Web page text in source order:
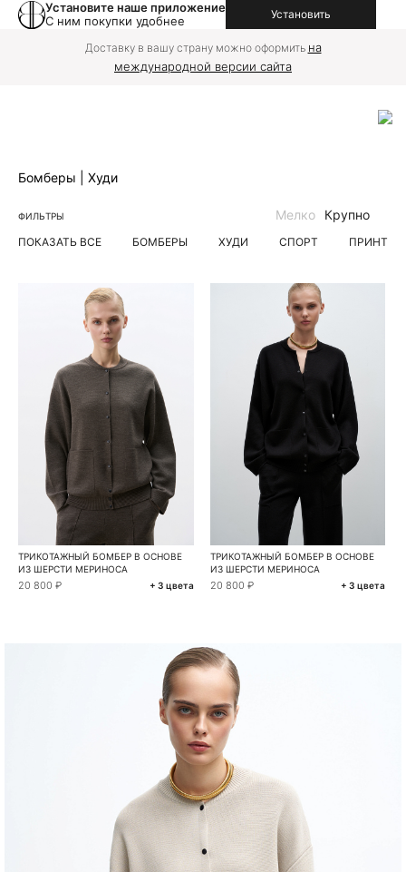
Установите наше приложение
С ним покупки удобнее
Установить
Доставку в вашу страну можно оформить на
международной версии сайта
Бомберы | Худи
ФИЛЬТРЫ
ПОКАЗАТЬ ВСЕ БОМБЕРЫ ХУДИ СПОРТ ПРИНТ
Мелко Крупно
ТРИКОТАЖНЫЙ БОМБЕР В ОСНОВЕ
ИЗ ШЕРСТИ МЕРИНОСА
20 800 ₽ + 3 цвета
ТРИКОТАЖНЫЙ БОМБЕР В ОСНОВЕ
ИЗ ШЕРСТИ МЕРИНОСА
20 800 ₽ + 3 цвета